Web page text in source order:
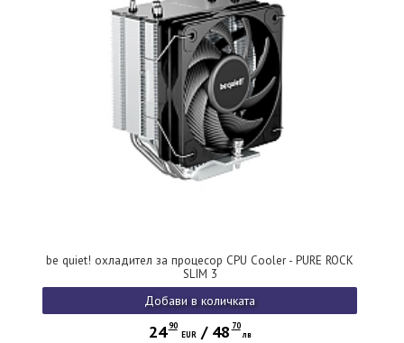
be quiet! охладител за процесор CPU Cooler - PURE ROCK
SLIM 3
Добави в количката
24 90
EUR/ 48 70
лв